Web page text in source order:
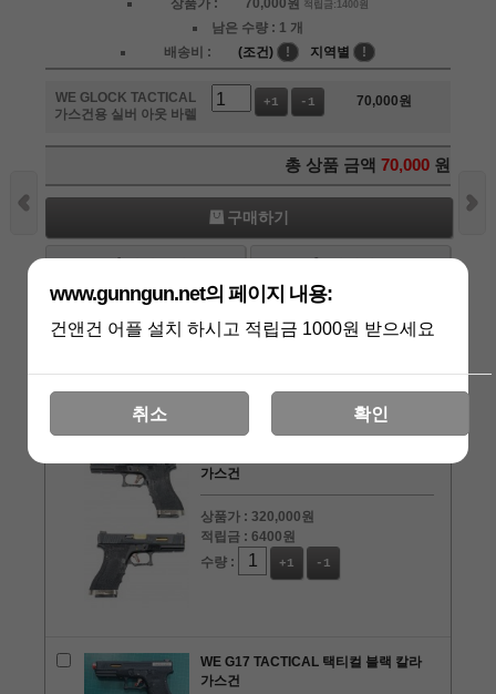
상품가 : 70,000원 적립금:1400원
남은 수량 : 1 개
배송비 :
(조건) ! 지역별 !
WE GLOCK TACTICAL
가스건용 실버 아웃 바렐
+1 -1 70,000원
총 상품 금액 70,000 원
구매하기
가스건
상품가 :320,000원
적립금 :6400원
수량 :
+1 -1
WE G17 TACTICAL 택티컬 블랙 칼라
가스건
www.gunngun.net의 페이지 내용:
건앤건 어플 설치 하시고 적립금 1000원 받으세요
취소 확인